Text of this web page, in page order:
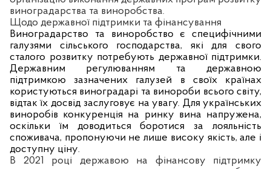
виноградарства та виноробства.
Щодо державної підтримки та фінансування
Виноградарство та виноробство є специфічними
галузями сільського господарства, які для свого
сталого розвитку потребують державної підтримки.
Державним регулюванням та державною
підтримкою зазначених галузей в своїх країнах
користуються виноградарі та винороби всього світу,
відтак їх досвід заслуговує на увагу. Для українських
виноробів конкуренція на ринку вина напружена,
оскільки їм доводиться боротися за лояльність
споживача, пропонуючи не лише високу якість, але і
доступну ціну.
В 2021 році державою на фінансову підтримку